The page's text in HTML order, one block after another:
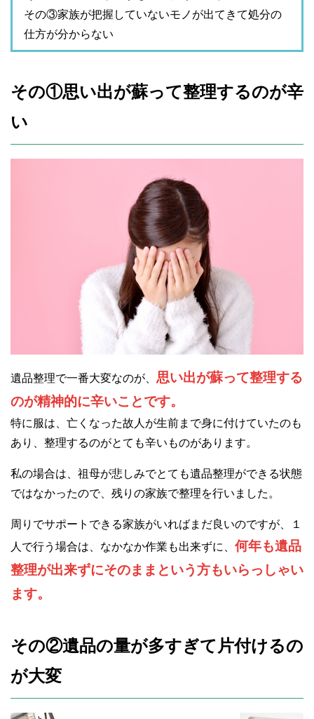
その③家族が把握していないモノが出てきて処分の
仕方が分からない
その①思い出が蘇って整理するのが辛
い
遺品整理で一番大変なのが、 思い出が蘇って整理する
のが精神的に辛いことです。
特に服は、亡くなった故人が生前まで身に付けていたのも
あり、整理するのがとても辛いものがあります。
私の場合は、祖母が悲しみでとても遺品整理ができる状態
ではなかったので、残りの家族で整理を行いました。
周りでサポートできる家族がいればまだ良いのですが、１
人で行う場合は、なかなか作業も出来ずに、 何年も遺品
整理が出来ずにそのままという方もいらっしゃい
ます。
その②遺品の量が多すぎて片付けるの
が大変